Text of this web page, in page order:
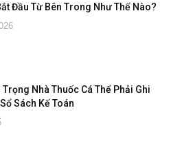
Đầu Từ Bên Trong Như Thế Nào?
Nhà Thuốc Cá Thể Phải Ghi
Sách Kế Toán